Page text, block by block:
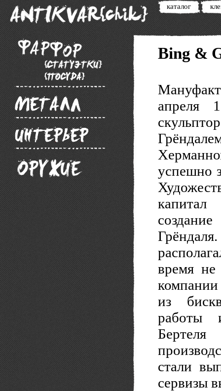
каталог
Bing &
апреля
успешно
время не
из
работы
стали
сервизы